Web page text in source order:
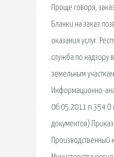
Проще говоря,
Бланки на заказ
оказания услуг.
служба по надзору
земельным
Информационно-
06.05.2011 n 354 О
документов)
Производственный